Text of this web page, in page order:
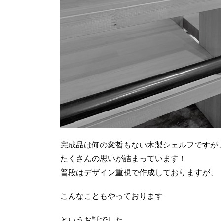
完成品は何の変哲もない木製シェルフですが
たくさんの思いが詰まっています！
普段はデザイン重視で作成しておりますが、
こんなこともやっております